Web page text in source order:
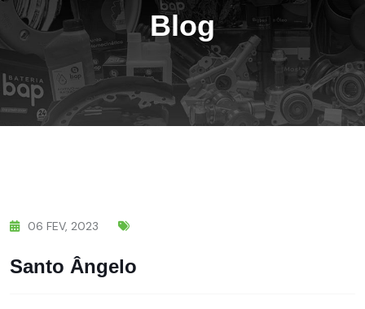
Blog
06 FEV, 2023
Santo Ângelo